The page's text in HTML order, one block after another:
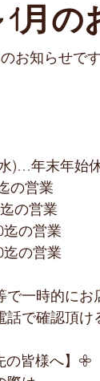
月
お知らせです
)…年末年始
の営業
の営業
の営業
の営業
で一時的に
話で確認頂け
の皆様へ】𖧷